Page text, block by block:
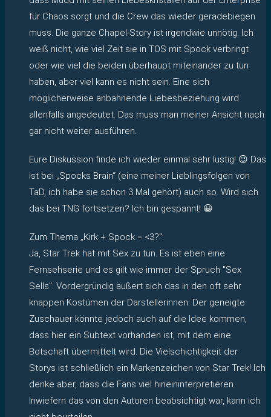
für Chaos sorgt und die Crew das wieder geradebiegen
muss. Die ganze Chapel-Story ist irgendwie unnötig. Ich
weiß nicht, wie viel Zeit sie in TOS mit Spock verbringt
oder wie viel die beiden überhaupt miteinander zu tun
haben, aber viel kann es nicht sein. Eine sich
möglicherweise anbahnende Liebesbeziehung wird
allenfalls angedeutet. Das muss man meiner Ansicht nach
gar nicht weiter ausführen.
Eure Diskussion finde ich wieder einmal sehr lustig! 😉 Das
ist bei „Spocks Brain“ (eine meiner Lieblingsfolgen von
TaD, ich habe sie schon 3 Mal gehört) auch so. Wird sich
das bei TNG fortsetzen? Ich bin gespannt! 😀
Zum Thema „Kirk + Spock = <3?":
Ja, Star Trek hat mit Sex zu tun. Es ist eben eine
Fernsehserie und es gilt wie immer der Spruch "Sex
Sells". Vordergründig äußert sich das in den oft sehr
knappen Kostümen der Darstellerinnen. Der geneigte
Zuschauer könnte jedoch auch auf die Idee kommen,
dass hier ein Subtext vorhanden ist, mit dem eine
Botschaft übermittelt wird. Die Vielschichtigkeit der
Storys ist schließlich ein Markenzeichen von Star Trek! Ich
denke aber, dass die Fans viel hineininterpretieren.
Inwiefern das von den Autoren beabsichtigt war, kann ich